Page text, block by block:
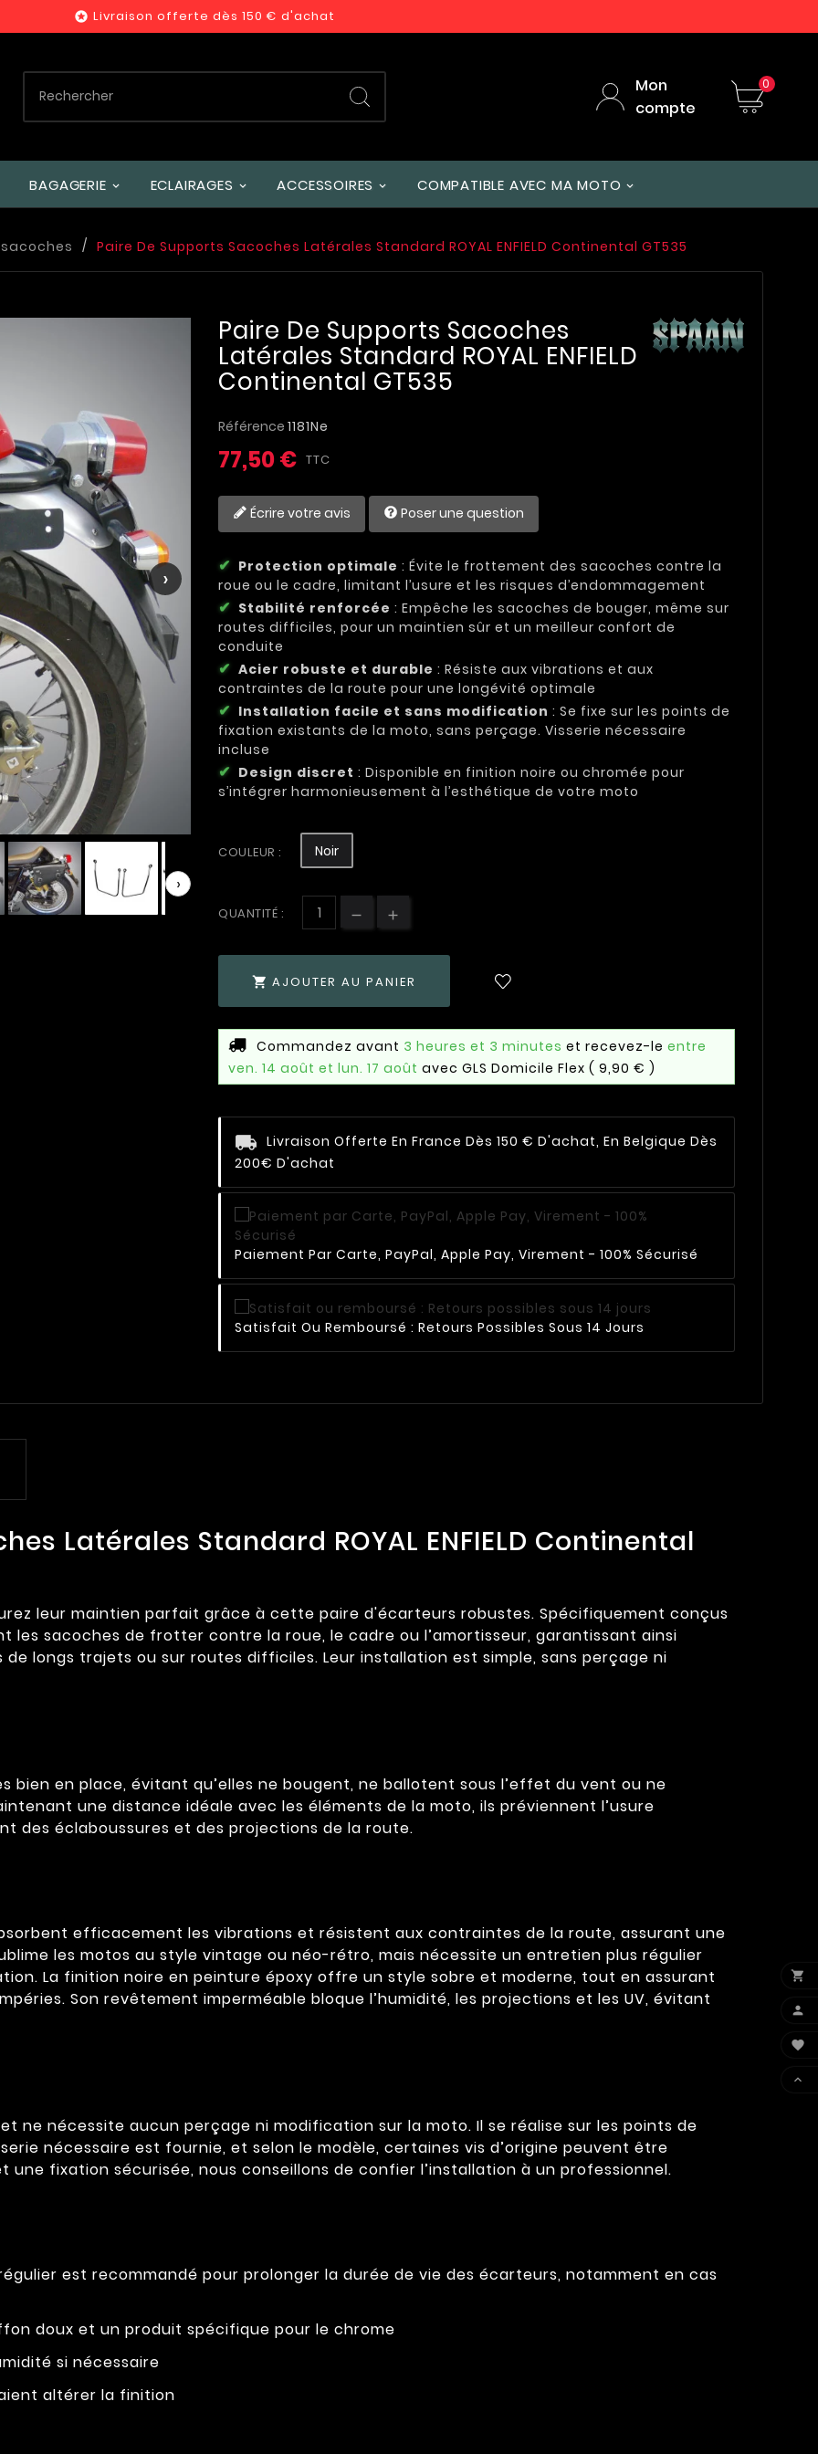
 Livraison offerte dès 150 € d'achat
Mon
compte
0
BAGAGERIE ECLAIRAGES ACCESSOIRES COMPATIBLE AVEC MA MOTO
Paire De Supports Sacoches Latérales Standard ROYAL ENFIELD Continental GT535
›
›
Paire De Supports Sacoches
Latérales Standard ROYAL ENFIELD
Continental GT535
Référence 1181Ne
77,50 € TTC
Écrire votre avis Poser une question
Protection optimale : Évite le frottement des sacoches contre la
roue ou le cadre, limitant l’usure et les risques d’endommagement
Stabilité renforcée : Empêche les sacoches de bouger, même sur
routes difficiles, pour un maintien sûr et un meilleur confort de
conduite
Acier robuste et durable : Résiste aux vibrations et aux
contraintes de la route pour une longévité optimale
Installation facile et sans modification : Se fixe sur les points de
fixation existants de la moto, sans perçage. Visserie nécessaire
incluse
Design discret : Disponible en finition noire ou chromée pour
s’intégrer harmonieusement à l’esthétique de votre moto
COULEUR : Noir
QUANTITÉ :
 AJOUTER AU PANIER
Commandez avant 3 heures et 3 minutes et recevez-le entre
ven. 14 août et lun. 17 août avec GLS Domicile Flex ( 9,90 € )
Livraison Offerte En France Dès 150 € D'achat, En Belgique Dès
200€ D'achat
Paiement Par Carte, PayPal, Apple Pay, Virement - 100% Sécurisé
Satisfait Ou Remboursé : Retours Possibles Sous 14 Jours
Latérales Standard ROYAL ENFIELD Continental
leur maintien parfait grâce à cette paire d'écarteurs robustes. Spécifiquement conçus
les sacoches de frotter contre la roue, le cadre ou l’amortisseur, garantissant ainsi
longs trajets ou sur routes difficiles. Leur installation est simple, sans perçage ni
bien en place, évitant qu’elles ne bougent, ne ballotent sous l’effet du vent ou ne
une distance idéale avec les éléments de la moto, ils préviennent l’usure
des éclaboussures et des projections de la route.
efficacement les vibrations et résistent aux contraintes de la route, assurant une
les motos au style vintage ou néo-rétro, mais nécessite un entretien plus régulier
La finition noire en peinture époxy offre un style sobre et moderne, tout en assurant
Son revêtement imperméable bloque l’humidité, les projections et les UV, évitant
ne nécessite aucun perçage ni modification sur la moto. Il se réalise sur les points de
nécessaire est fournie, et selon le modèle, certaines vis d’origine peuvent être
fixation sécurisée, nous conseillons de confier l’installation à un professionnel.
est recommandé pour prolonger la durée de vie des écarteurs, notamment en cas
doux et un produit spécifique pour le chrome
si nécessaire
altérer la finition



